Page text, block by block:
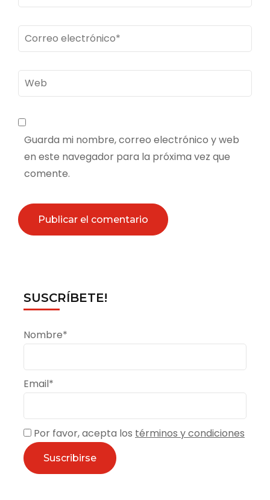
Correo
electrónico*
Web
Guarda mi nombre, correo electrónico y web
en este navegador para la próxima vez que
comente.
SUSCRÍBETE!
Nombre*
Email*
Por favor, acepta los términos y condiciones